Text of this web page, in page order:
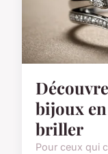
bijoux
briller
Pour ceux qui